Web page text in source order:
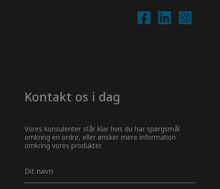
Kontakt os i dag
Vores konsulenter står klar hvis du har spørgsmål
omkring en ordre, eller ønsker mere information
omkring vores produkter.
*